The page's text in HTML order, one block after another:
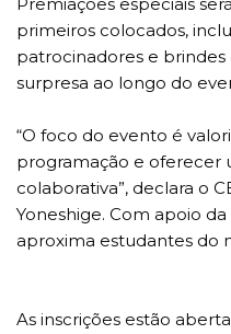
Premiações especiais
primeiros colocados,
patrocinadores e brindes
surpresa ao longo do
“O foco do evento é
programação e oferecer
colaborativa”, declara o
Yoneshige. Com apoio
aproxima estudantes do
As inscrições estão